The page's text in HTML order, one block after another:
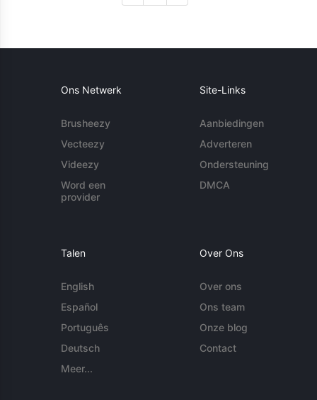
Ons Netwerk
Brusheezy
Vecteezy
Videezy
Word een
provider
Site-Links
Aanbiedingen
Adverteren
Ondersteuning
DMCA
Talen
English
Español
Português
Deutsch
Meer...
Over Ons
Over ons
Ons team
Onze blog
Contact